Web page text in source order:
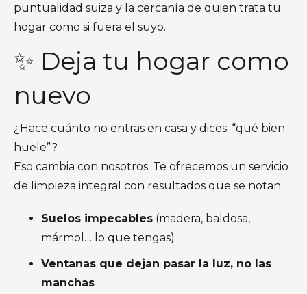
puntualidad suiza y la cercanía de quien trata tu
hogar como si fuera el suyo.
✨ Deja tu hogar como
nuevo
¿Hace cuánto no entras en casa y dices: “qué bien
huele”?
Eso cambia con nosotros. Te ofrecemos un servicio
de limpieza integral con resultados que se notan:
Suelos impecables (madera, baldosa,
mármol… lo que tengas)
Ventanas que dejan pasar la luz, no las
manchas